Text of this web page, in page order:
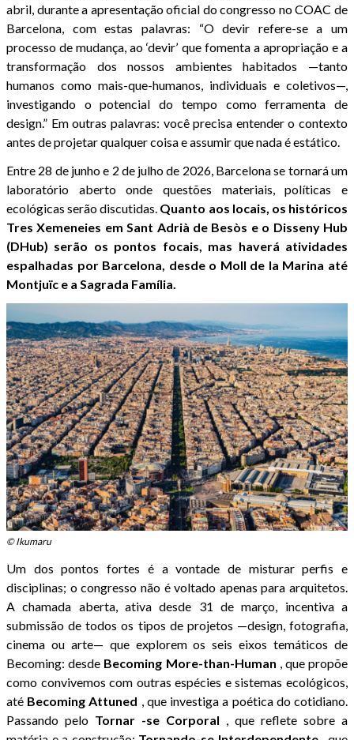
abril, durante a apresentação oficial do congresso no COAC de
Barcelona, com estas palavras: “O devir refere-se a um
processo de mudança, ao ‘devir’ que fomenta a apropriação e a
transformação dos nossos ambientes habitados —tanto
humanos como mais-que-humanos, individuais e coletivos—,
investigando o potencial do tempo como ferramenta de
design.” Em outras palavras: você precisa entender o contexto
antes de projetar qualquer coisa e assumir que nada é estático.
Entre 28 de junho e 2 de julho de 2026, Barcelona se tornará um
laboratório aberto onde questões materiais, políticas e
ecológicas serão discutidas. Quanto aos locais, os históricos
Tres Xemeneies em Sant Adrià de Besòs e o Disseny Hub
(DHub) serão os pontos focais, mas haverá atividades
espalhadas por Barcelona, desde o Moll de la Marina até
Montjuïc e a Sagrada Família.
© Ikumaru
Um dos pontos fortes é a vontade de misturar perfis e
disciplinas; o congresso não é voltado apenas para arquitetos.
A chamada aberta, ativa desde 31 de março, incentiva a
submissão de todos os tipos de projetos —design, fotografia,
cinema ou arte— que explorem os seis eixos temáticos de
Becoming: desde Becoming More-than-Human , que propõe
como convivemos com outras espécies e sistemas ecológicos,
até Becoming Attuned , que investiga a poética do cotidiano.
Passando pelo Tornar -se Corporal , que reflete sobre a